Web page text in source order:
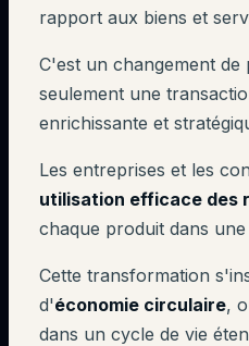
rapport aux biens et
C'est un changement de
seulement une
enrichissante et
Les entreprises et les
utilisation efficace des
chaque produit dans une
Cette transformation
d'économie circulaire,
dans un cycle de vie